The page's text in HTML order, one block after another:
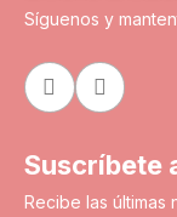
Síguenos y
Suscríbete
Recibe las